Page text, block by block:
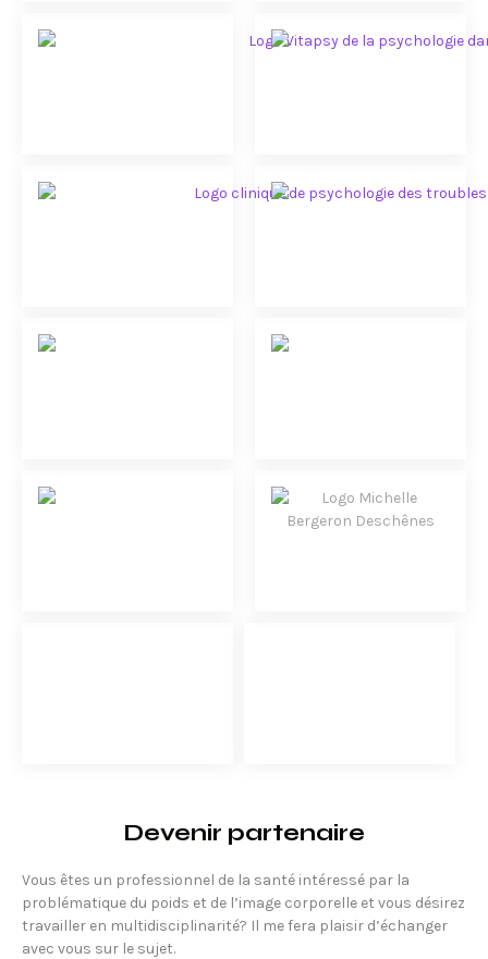
Devenir partenaire
Vous êtes un professionnel de la santé intéressé par la
problématique du poids et de l’image corporelle et vous désirez
travailler en multidisciplinarité? Il me fera plaisir d’échanger
avec vous sur le sujet.